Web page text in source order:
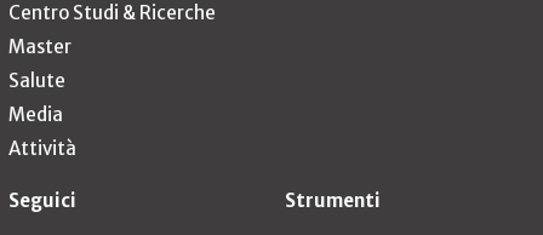
Centro Studi & Ricerche
Master
Salute
Media
Attività
Seguici Strumenti